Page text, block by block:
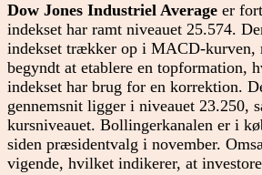
Dow Jones Industriel Average er
indekset har ramt niveauet 25.574.
indekset trækker op i MACD-kurven,
begyndt at etablere en topformation,
indekset har brug for en korrektion.
gennemsnit ligger i niveauet 23.250,
kursniveauet. Bollingerkanalen er i
siden præsidentvalg i november.
vigende, hvilket indikerer, at